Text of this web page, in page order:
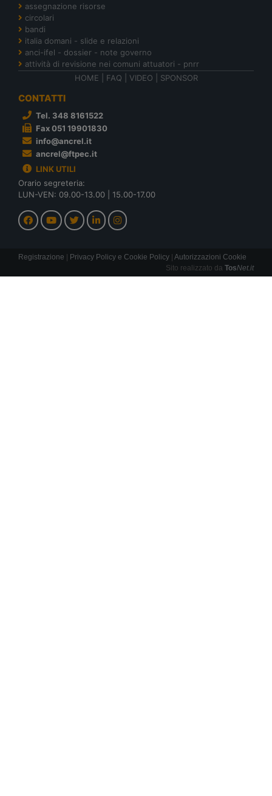
assegnazione risorse
circolari
bandi
italia domani - slide e relazioni
anci-ifel - dossier - note governo
attività di revisione nei comuni attuatori - pnrr
HOME
FAQ VIDEO SPONSOR
CONTATTI
Tel. 348 8161522
Fax 051 19901830
info@ancrel.it
ancrel@ftpec.it
LINK UTILI
Orario segreteria:
LUN-VEN: 09.00-13.00 | 15.00-17.00
Registrazione | Privacy Policy e Cookie Policy | Autorizzazioni Cookie
Sito realizzato da TosNet.it